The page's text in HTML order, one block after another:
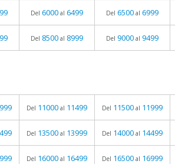
Del 6000 al 6499 Del 6500 al 6999
Del 8500 al 8999 Del 9000 al 9499
Del 11000 al 11499 Del 11500 al 11999
Del 13500 al 13999 Del 14000 al 14499
Del 16000 al 16499 Del 16500 al 16999